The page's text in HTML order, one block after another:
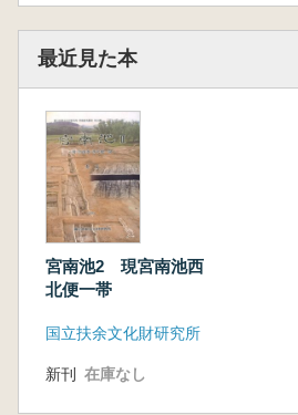
最近見た本
宮南池2 現宮南池西
北便一帯
国立扶余文化財研究所
新刊 在庫なし